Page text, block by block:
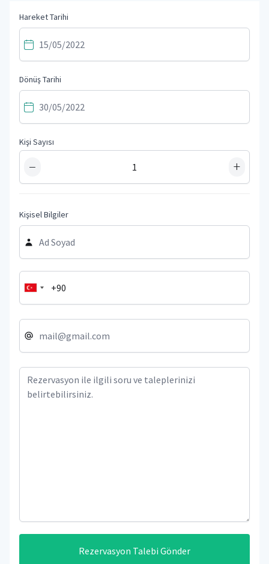
Hareket Tarihi
Dönüş Tarihi
Kişi Sayısı
− +
Kişisel Bilgiler
Rezervasyon Talebi Gönder